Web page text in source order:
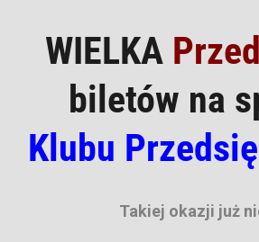
WIELKA
biletów na
Klubu
Takiej okazji już